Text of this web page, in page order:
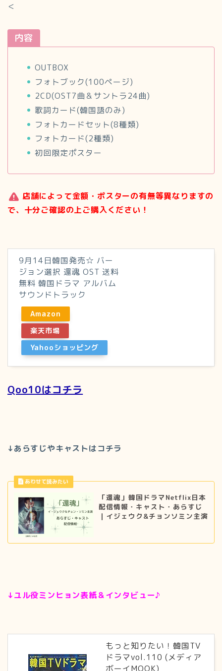
＜
内容
OUTBOX
フォトブック(100ページ)
2CD(OST7曲＆サントラ24曲)
歌詞カード(韓国語のみ)
フォトカードセット(8種類)
フォトカード(2種類)
初回限定ポスター
店舗によって金額・ポスターの有無等異なりますの
で、十分ご確認の上ご購入ください！
9月14日韓国発売☆ バー
ジョン選択 還魂 OST 送料
無料 韓国ドラマ アルバム
サウンドトラック
Amazon
楽天市場
Yahooショッピング
Qoo10はコチラ
↓あらすじやキャストはコチラ
「還魂」韓国ドラマNetflix日本
配信情報・キャスト・あらすじ
｜イジェウク&チョンソミン主演
↓ユル役ミンヒョン表紙＆インタビュー♪
もっと知りたい！韓国TV
ドラマvol.110 (メディア
ボーイMOOK)